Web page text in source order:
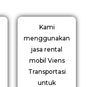
Kami
menggunakan
jasa rental
mobil Viens
Transportasi
untuk